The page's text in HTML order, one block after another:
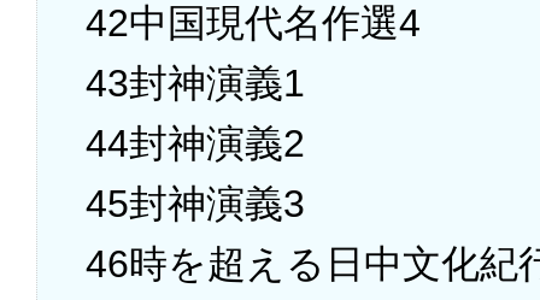
42中国現代名作選4
43封神演義1
44封神演義2
45封神演義3
46時を超える日中文化紀